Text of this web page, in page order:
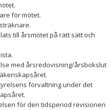
för mötet.
till årsmötet på rätt sätt och
med årsredovisning/årsbokslut
förvaltning under det
för den tidsperiod revisionen